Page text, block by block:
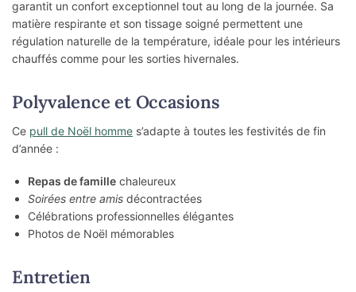
garantit un confort exceptionnel tout au long de la journée. Sa
matière respirante et son tissage soigné permettent une
régulation naturelle de la température, idéale pour les intérieurs
chauffés comme pour les sorties hivernales.
Polyvalence et Occasions
Ce pull de Noël homme s’adapte à toutes les festivités de fin
d’année :
Repas de famille chaleureux
Soirées entre amis décontractées
Célébrations professionnelles élégantes
Photos de Noël mémorables
Entretien